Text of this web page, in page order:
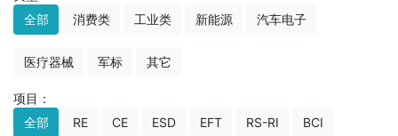
全部
消费类 工业类 新能源 汽车电子
医疗器械 军标 其它
项目：
全部
RE CE ESD EFT RS-RI BCI